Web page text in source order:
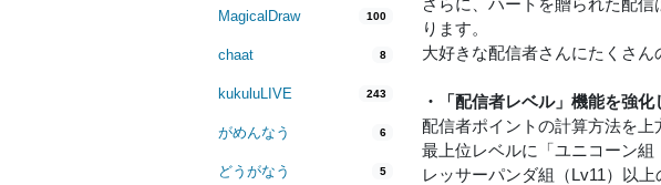
MagicalDraw 100
chaat 8
kukuluLIVE 243
がめんなう 6
どうがなう 5
さらに、ハートを贈られた配
ります。
大好きな配信者さんにたくさん
・「配信者レベル」機能を強化
配信者ポイントの計算方法を上
最上位レベルに「ユニコーン組
レッサーパンダ組（Lv11）以